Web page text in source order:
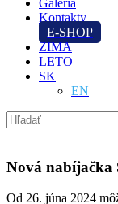
Galéria
Kontakty
E-SHOP
ZIMA
LETO
SK
EN
Nová
Od 26. júna 2024